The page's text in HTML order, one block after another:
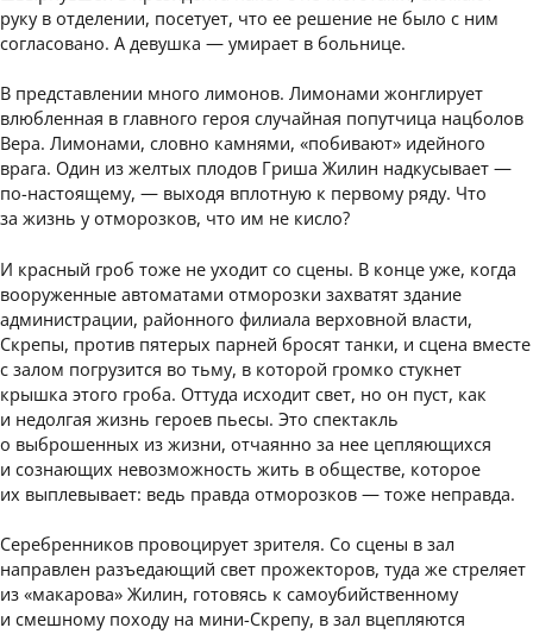
руку в отделении, посетует, что ее решение не было с ним
согласовано. А девушка — умирает в больнице.
В представлении много лимонов. Лимонами жонглирует
влюбленная в главного героя случайная попутчица нацболов
Вера. Лимонами, словно камнями, «побивают» идейного
врага. Один из желтых плодов Гриша Жилин надкусывает —
по-настоящему, — выходя вплотную к первому ряду. Что
за жизнь у отморозков, что им не кисло?
И красный гроб тоже не уходит со сцены. В конце уже, когда
вооруженные автоматами отморозки захватят здание
администрации, районного филиала верховной власти,
Скрепы, против пятерых парней бросят танки, и сцена вместе
с залом погрузится во тьму, в которой громко стукнет
крышка этого гроба. Оттуда исходит свет, но он пуст, как
и недолгая жизнь героев пьесы. Это спектакль
о выброшенных из жизни, отчаянно за нее цепляющихся
и сознающих невозможность жить в обществе, которое
их выплевывает: ведь правда отморозков — тоже неправда.
Серебренников провоцирует зрителя. Со сцены в зал
направлен разъедающий свет прожекторов, туда же стреляет
из «макарова» Жилин, готовясь к самоубийственному
и смешному походу на мини-Скрепу, в зал вцепляются